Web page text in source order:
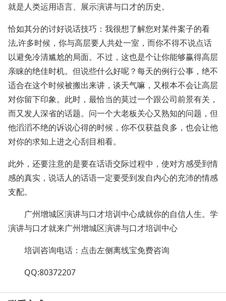
就是人类运用语言、展示演讲与口才的历史。
恰如其分的讨好说话技巧：我很想了解您对某件案子的看
法,许多时候，你与高层要人共处一室，而你不得不说点话
以避免冷清尴尬的局面。不过，这也是个让你能够赢得高层
亲睐的绝佳时机。但说些什么好呢？每天的例行公事，绝不
适合在这个时候被搬出来讲，谈天气嘛，又根本不会让高层
对你留下印象。此时，最恰当的莫过一个跟公司前景有关，
而又发人深省的话题。问一个大老板关心又熟知的问题，但
他滔滔不绝的诉说心得的时候，你不仅获益良多，也会让他
对你的求知上进之心刮目相看。
此外，还要注意的是要在话语交际过程中，使对方感受到情
感的真实，说话人的话语一定要受到发自内心的充沛的情感
支配。
广州增城区演讲与口才培训中心成就你的自信人生。学
演讲与口才就来广州增城区演讲与口才培训中心
培训咨询电话：点击左侧离线宝免费咨询
QQ:80372207